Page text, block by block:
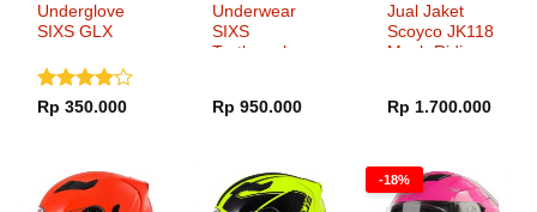
Underglove
SIXS GLX
Dinilai4
Rp 350.000
Underwear
SIXS
Turtleneck
Rp 950.000
Jual Jaket
Scoyco JK118
Mesh Riding
Rp 1.700.000
-18%